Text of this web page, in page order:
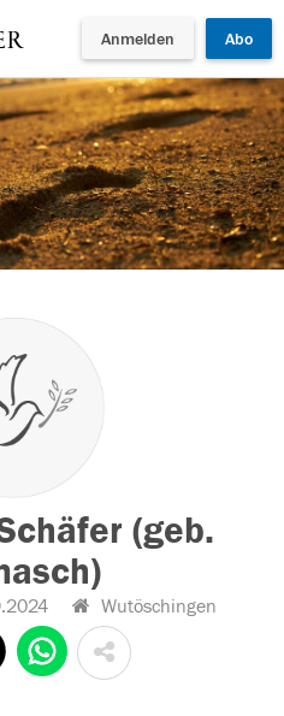
Anmelden Abo
(geb.
Wutöschingen